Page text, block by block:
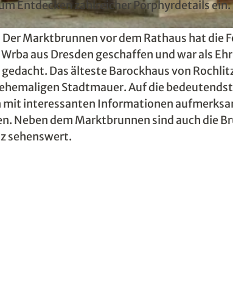
Entdecken zahlreicher Porphyrdetails ein.
Marktbrunnen vor dem Rathaus hat die
aus Dresden geschaffen und war als
Das älteste Barockhaus von
Stadtmauer. Auf die
mit interessanten Informationen
Neben dem Marktbrunnen sind auch die
sehenswert.